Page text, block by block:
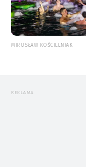
MIROSŁAW KOŚCIELNIAK
REKLAMA